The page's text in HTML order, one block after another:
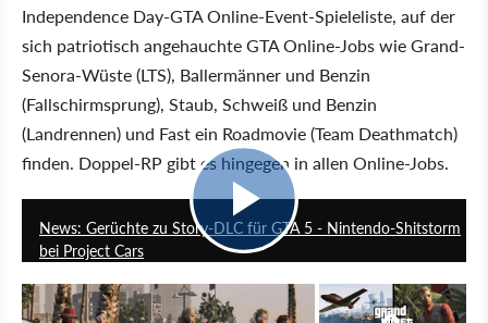
Independence Day-GTA Online-Event-Spieleliste, auf der
sich patriotisch angehauchte GTA Online-Jobs wie Grand-
Senora-Wüste (LTS), Ballermänner und Benzin
(Fallschirmsprung), Staub, Schweiß und Benzin
(Landrennen) und Fast ein Roadmovie (Team Deathmatch)
finden. Doppel-RP gibt es hingegen in allen Online-Jobs.
News: Gerüchte zu Story-DLC für GTA 5 - Nintendo-Shitstorm
bei Project Cars